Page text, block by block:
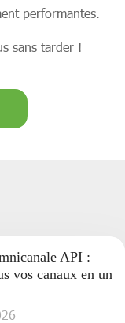
performantes.
sans tarder !
API :
vos canaux en un